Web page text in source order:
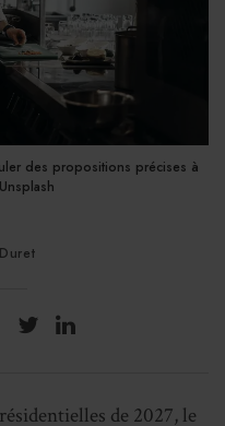
des propositions précises à
de 2027, le